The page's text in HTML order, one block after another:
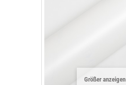
Größer anzeigen